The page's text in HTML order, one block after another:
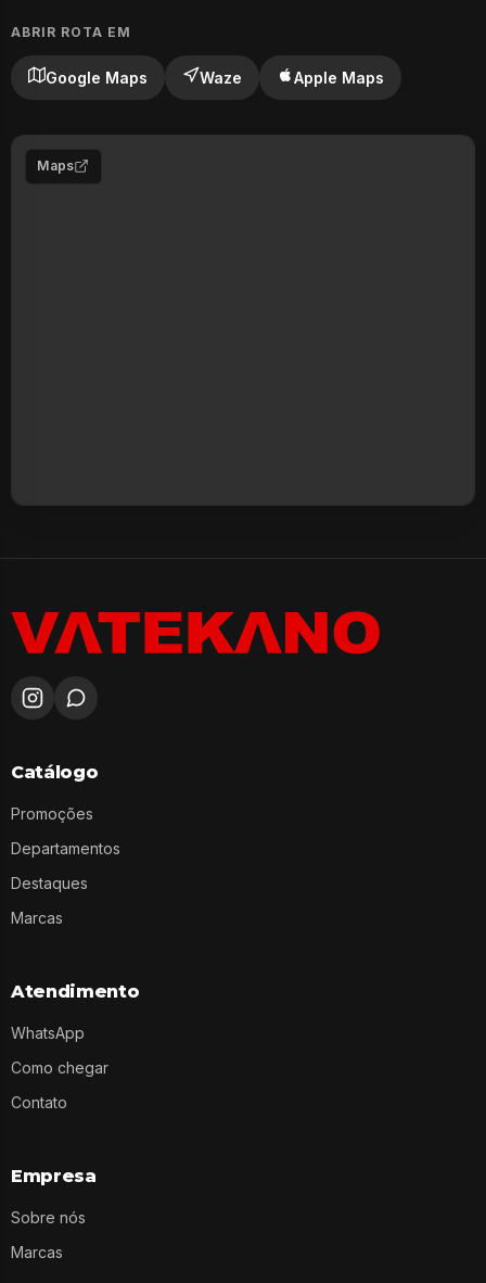
ABRIR ROTA EM
Google Maps Waze Apple Maps
Maps
Catálogo
Promoções
Departamentos
Destaques
Marcas
Atendimento
WhatsApp
Como chegar
Contato
Empresa
Sobre nós
Marcas